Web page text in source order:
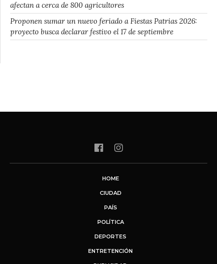
afectan a cerca de 800 agricultores
Proponen sumar un nuevo feriado a Fiestas Patrias 2026:
proyecto busca declarar festivo el 17 de septiembre
HOME
CIUDAD
PAÍS
POLÍTICA
DEPORTES
ENTRETENCIÓN